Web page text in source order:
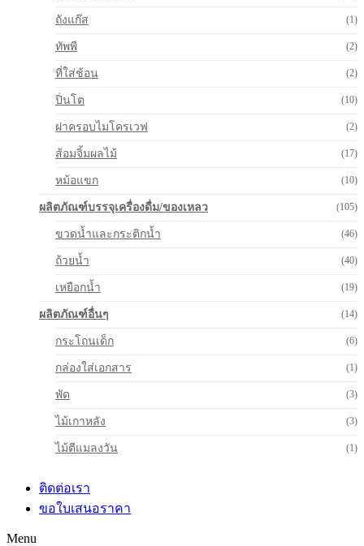
ถังแก๊ส (1)
ทัพพี (2)
ที่ใส่ช้อน (2)
ปิ่นโต (10)
ฝาครอบไมโครเวฟ (2)
ส้อมจิ้มผลไม้ (17)
หม้อแขก (10)
ผลิตภัณฑ์บรรจุเครื่องดื่ม/ของเหลว (105)
ขวดน้ำและกระติกน้ำ (46)
ถ้วยน้ำ (40)
เหยือกน้ำ (19)
ผลิตภัณฑ์อื่นๆ (14)
กระโถนเด็ก (6)
กล่องใส่เอกสาร (1)
พัด (3)
ไม้เกาหลัง (3)
ไม้ตีแมลงวัน (1)
ติดต่อเรา
ขอใบเสนอราคา
Menu